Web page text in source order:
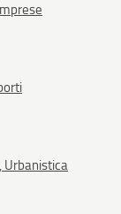
Urbanistica